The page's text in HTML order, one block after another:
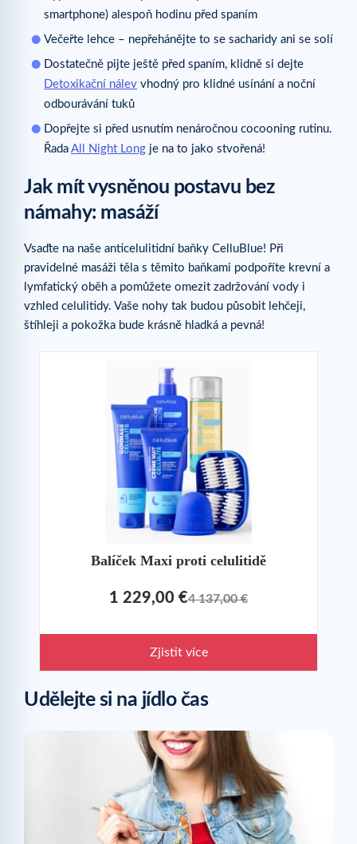
smartphone) alespoň hodinu před spaním
Večeřte lehce – nepřehánějte to se sacharidy ani se solí
Dostatečně pijte ještě před spaním, klidně si dejte
Detoxikační nálev vhodný pro klidné usínání a noční
odbourávání tuků
Dopřejte si před usnutím nenáročnou cocooning rutinu.
Řada All Night Long je na to jako stvořená!
Jak mít vysněnou postavu bez
námahy: masáží
Vsaďte na naše anticelulitidní baňky CelluBlue! Při
pravidelné masáži těla s těmito baňkami podpoříte krevní a
lymfatický oběh a pomůžete omezit zadržování vody i
vzhled celulitidy. Vaše nohy tak budou působit lehčeji,
štíhleji a pokožka bude krásně hladká a pevná!
Balíček Maxi proti celulitidě
1 229,00 €4 137,00 €
Zjistit více
Udělejte si na jídlo čas